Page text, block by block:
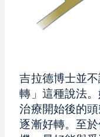
吉拉德博士並
轉」這種說法
治療開始後的
逐漸好轉。至